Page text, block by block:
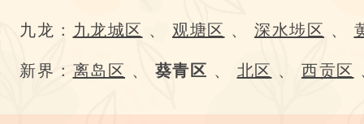
九龙 : 九龙城区 、 观塘区 、 深水埗区 、
新界 : 离岛区 、 葵青区 、 北区 、 西贡区